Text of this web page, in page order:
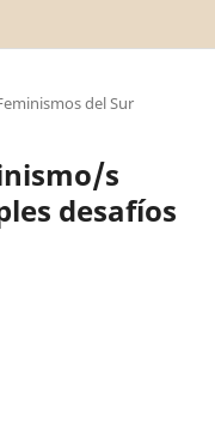
del Sur
s
desafíos